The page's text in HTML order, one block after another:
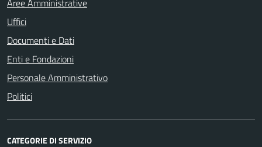
Aree Amministrative
Uffici
Documenti e Dati
Enti e Fondazioni
Personale Amministrativo
Politici
CATEGORIE DI SERVIZIO